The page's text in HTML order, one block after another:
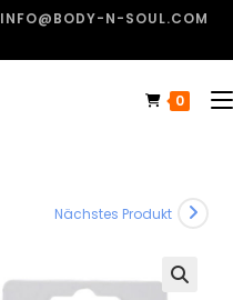
INFO@BODY-N-SOUL.COM
0
Nächstes Produkt